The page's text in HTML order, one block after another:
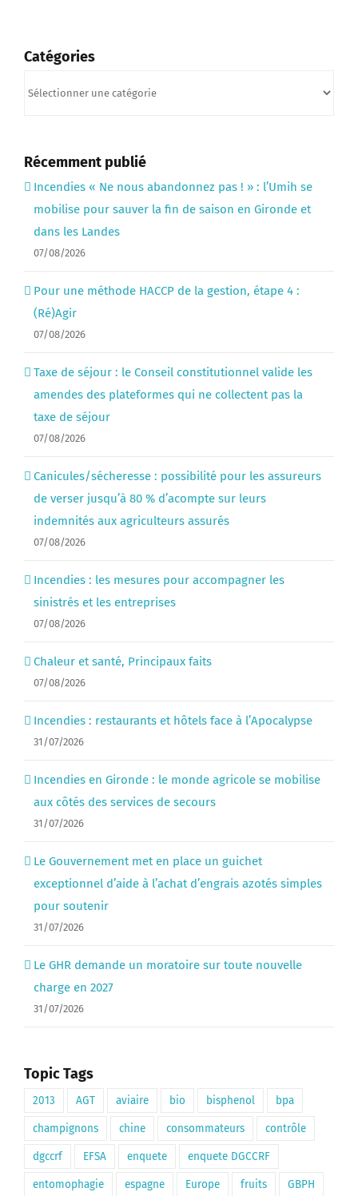
Catégories
Récemment publié
Incendies « Ne nous abandonnez pas ! » : l’Umih se
mobilise pour sauver la fin de saison en Gironde et
dans les Landes
07/08/2026
Pour une méthode HACCP de la gestion, étape 4 :
(Ré)Agir
07/08/2026
Taxe de séjour : le Conseil constitutionnel valide les
amendes des plateformes qui ne collectent pas la
taxe de séjour
07/08/2026
Canicules/sécheresse : possibilité pour les assureurs
de verser jusqu’à 80 % d’acompte sur leurs
indemnités aux agriculteurs assurés
07/08/2026
Incendies : les mesures pour accompagner les
sinistrés et les entreprises
07/08/2026
Chaleur et santé, Principaux faits
07/08/2026
Incendies : restaurants et hôtels face à l’Apocalypse
31/07/2026
Incendies en Gironde : le monde agricole se mobilise
aux côtés des services de secours
31/07/2026
Le Gouvernement met en place un guichet
exceptionnel d’aide à l’achat d’engrais azotés simples
pour soutenir
31/07/2026
Le GHR demande un moratoire sur toute nouvelle
charge en 2027
31/07/2026
Topic Tags
2013 AGT aviaire bio bisphenol bpa
champignons chine consommateurs contrôle
dgccrf EFSA enquete enquete DGCCRF
entomophagie espagne Europe fruits GBPH